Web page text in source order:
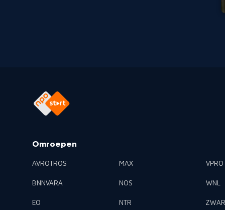
Omroepen
AVROTROS
BNNVARA
EO
MAX
NOS
NTR
VPRO
WNL